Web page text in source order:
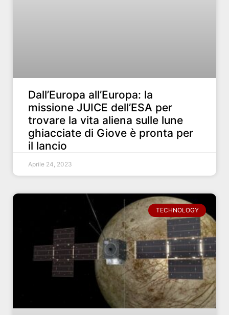
Dall’Europa all’Europa: la
missione JUICE dell’ESA per
trovare la vita aliena sulle lune
ghiacciate di Giove è pronta per
il lancio
Aprile 24, 2023
TECHNOLOGY